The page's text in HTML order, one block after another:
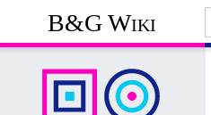
B&G Wiki